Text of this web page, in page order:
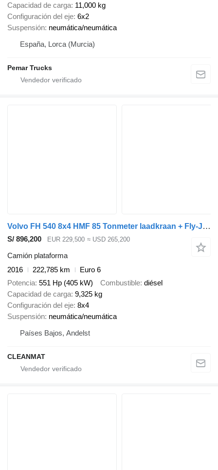
Capacidad de carga 11,000 kg
Configuración del eje 6x2
Suspensión neumática/neumática
España, Lorca (Murcia)
Pemar Trucks
Volvo FH 540 8x4 HMF 85 Tonmeter laadkraan + Fly-Jib Just 222.786 km!
S/ 896,200 EUR 229,500 ≈ USD 265,200
Camión plataforma
2016
222,785 km
Euro 6
Potencia 551 Hp (405 kW) Combustible diésel
Capacidad de carga 9,325 kg
Configuración del eje 8x4
Suspensión neumática/neumática
Países Bajos, Andelst
CLEANMAT